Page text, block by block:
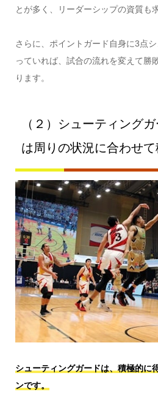
とが多く、リーダーシップの資質も
さらに、ポイントガード自身に3点
っていれば、試合の流れを変えて勝
ります。
（２）シューティング
は周りの状況に合わせて
シューティングガードは、積極的に
ンです。